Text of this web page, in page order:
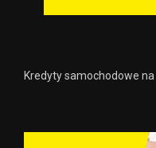
Kredyty samochodowe na